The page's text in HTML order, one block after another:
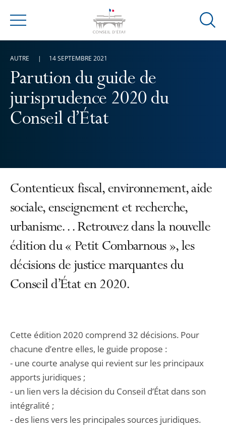
Menu
Ouvrir
Parution du guide de
jurisprudence 2020 du
Conseil d’État
AUTRE 14 SEPTEMBRE 2021
Contentieux fiscal, environnement, aide
sociale, enseignement et recherche,
urbanisme… Retrouvez dans la nouvelle
édition du « Petit Combarnous », les
décisions de justice marquantes du
Conseil d’État en 2020.
Cette édition 2020 comprend 32 décisions. Pour
chacune d’entre elles, le guide propose :
- une courte analyse qui revient sur les principaux
apports juridiques ;
- un lien vers la décision du Conseil d’État dans son
intégralité ;
- des liens vers les principales sources juridiques.